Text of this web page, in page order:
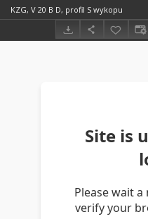
KZG, V 20 B D, profil S wykopu